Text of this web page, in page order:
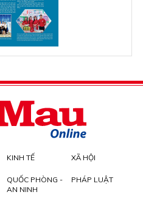
KINH TẾ XÃ HỘI
QUỐC PHÒNG -
AN NINH
PHÁP LUẬT